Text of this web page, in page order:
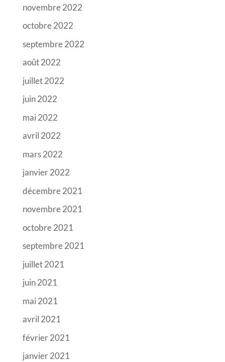
novembre 2022
octobre 2022
septembre 2022
août 2022
juillet 2022
juin 2022
mai 2022
avril 2022
mars 2022
janvier 2022
décembre 2021
novembre 2021
octobre 2021
septembre 2021
juillet 2021
juin 2021
mai 2021
avril 2021
février 2021
janvier 2021